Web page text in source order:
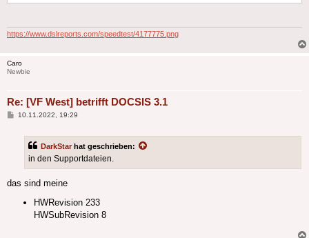
https://www.dslreports.com/speedtest/4177775.png
Caro
Newbie
Re: [VF West] betrifft DOCSIS 3.1
Beitrag
10.11.2022, 19:29
DarkStar hat geschrieben:
in den Supportdateien.
das sind meine
HWRevision 233
HWSubRevision 8